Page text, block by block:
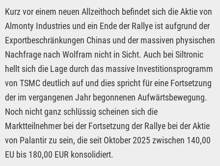
Kurz vor einem neuen Allzeithoch befindet sich die Aktie von
Almonty Industries und ein Ende der Rallye ist aufgrund der
Exportbeschränkungen Chinas und der massiven physischen
Nachfrage nach Wolfram nicht in Sicht. Auch bei Siltronic
hellt sich die Lage durch das massive Investitionsprogramm
von TSMC deutlich auf und dies spricht für eine Fortsetzung
der im vergangenen Jahr begonnenen Aufwärtsbewegung.
Noch nicht ganz schlüssig scheinen sich die
Marktteilnehmer bei der Fortsetzung der Rallye bei der Aktie
von Palantir zu sein, die seit Oktober 2025 zwischen 140,00
EU bis 180,00 EUR konsolidiert.